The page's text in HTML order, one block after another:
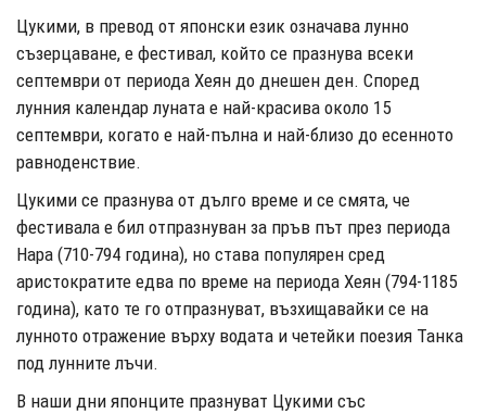
Цукими, в превод от японски език означава лунно
съзерцаване, е фестивал, който се празнува всеки
септември от периода Хеян до днешен ден. Според
лунния календар луната е най-красива около 15
септември, когато е най-пълна и най-близо до есенното
равноденствие.
Цукими се празнува от дълго време и се смята, че
фестивала е бил отпразнуван за пръв път през периода
Нара (710-794 година), но става популярен сред
аристократите едва по време на периода Хеян (794-1185
година), като те го отпразнуват, възхищавайки се на
лунното отражение върху водата и четейки поезия Танка
под лунните лъчи.
В наши дни японците празнуват Цукими със